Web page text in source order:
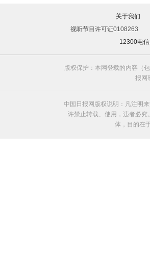
关于我们
视听节目许可证0108263
12300电
版权保护：本网登载的内容（
报网
中国日报网版权说明：凡注明
许禁止转载、使用，违者必
体，目的在